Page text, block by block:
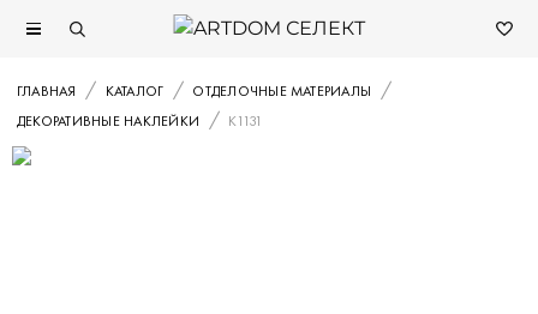
ГЛАВНАЯ КАТАЛОГ
ОТДЕЛОЧНЫЕ МАТЕРИАЛЫ
ДЕКОРАТИВНЫЕ НАКЛЕЙКИ
K1131